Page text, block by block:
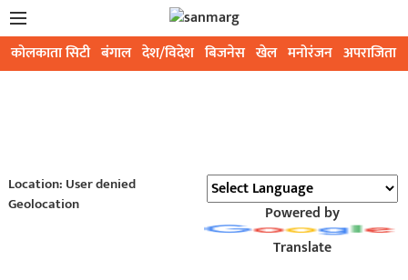
कोलकाता सिटी बंगाल देश/विदेश बिजनेस खेल मनोरंजन अपराजिता
Location: User denied
Geolocation
Powered by
Translate